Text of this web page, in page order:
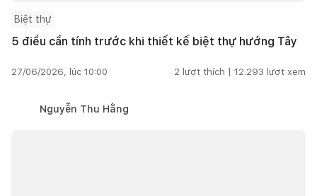
Biệt thự
5 điều cần tính trước khi thiết kế biệt thự hướng Tây
27/06/2026, lúc 10:00 2 lượt thích | 12.293 lượt xem
Nguyễn Thu Hằng